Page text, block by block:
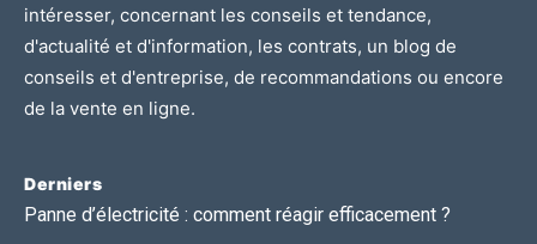
intéresser, concernant les conseils et tendance,
d'actualité et d'information, les contrats, un blog de
conseils et d'entreprise, de recommandations ou encore
de la vente en ligne.
Derniers
Panne d’électricité : comment réagir efficacement ?